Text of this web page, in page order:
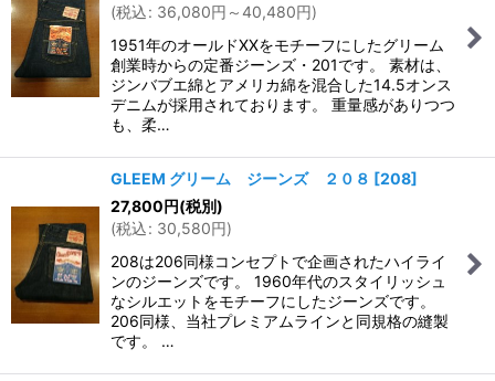
(税込: 36,080円 ～40,480円)
1951年のオールドXXをモチーフにしたグリーム
創業時からの定番ジーンズ・201です。 素材は、
ジンバブエ綿とアメリカ綿を混合した14.5オンス
デニムが採用されております。 重量感がありつつ
も、柔…
GLEEM グリーム ジーンズ ２０８ [208]
27,800円(税別)
(税込: 30,580円)
208は206同様コンセプトで企画されたハイライ
ンのジーンズです。 1960年代のスタイリッシュ
なシルエットをモチーフにしたジーンズです。
206同様、当社プレミアムラインと同規格の縫製
です。 …